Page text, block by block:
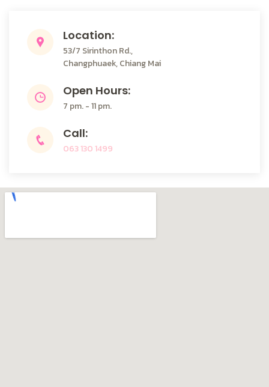
Location:
53/7 Sirinthon Rd.,
Changphuaek, Chiang Mai
Open Hours:
7 pm. - 11 pm.
Call:
063 130 1499